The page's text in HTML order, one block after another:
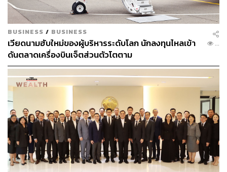
BUSINESS / BUSINESS
เวียดนามฮับใหม่ของผู้บริหารระดับโลก นักลงทุนไหลเข้า
ดันตลาดเครื่องบินเจ็ตส่วนตัวโตตาม
...